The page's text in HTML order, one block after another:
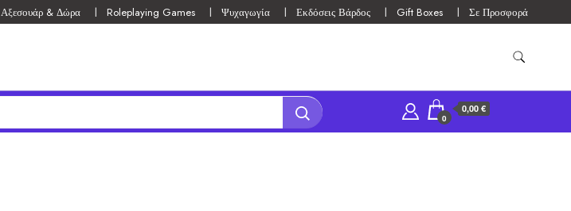
Αξεσουάρ & Δώρα Roleplaying Games Ψυχαγωγία Εκδόσεις Βάρδος Gift Boxes Σε Προσφορά
0
0,00 €